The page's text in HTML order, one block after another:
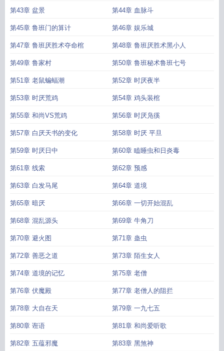
第43章 盆景 第44章 血脉斗
第45章 鲁班门的算计 第46章 娱乐城
第47章 鲁班厌胜术夺命棺 第48章 鲁班厌胜术黑小人
第49章 鲁家村 第50章 鲁班秘术鲁班七号
第51章 老鼠蝙蝠潮 第52章 时厌夜半
第53章 时厌荒鸡 第54章 鸡头装棺
第55章 和尚VS荒鸡 第56章 时厌凫徯
第57章 白厌天书的变化 第58章 时厌 平旦
第59章 时厌日中 第60章 瞌睡虫和日炎毒
第61章 线索 第62章 预感
第63章 白发马尾 第64章 道境
第65章 暗厌 第66章 一切开始混乱
第68章 混乱源头 第69章 牛角刀
第70章 避火图 第71章 蛊虫
第72章 善恶之道 第73章 陌生女人
第74章 道境的记忆 第75章 老僧
第76章 伏魔殿 第77章 老僧人的阻拦
第78章 大自在天 第79章 一九七五
第80章 诳语 第81章 和尚爱听歌
第82章 五蕴邪魔 第83章 黑煞神